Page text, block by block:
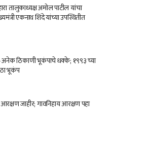
तालुकाध्यक्ष अमोल पाटील यांचा
एकनाथ शिंदे यांच्या उपस्थितीत
अनेक ठिकाणी भूकंपाचे धक्के; १९९३ च्या
भूकंप
जाहीर; गावनिहाय आरक्षण पहा